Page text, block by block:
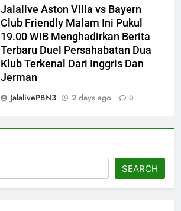
Jalalive Aston Villa vs Bayern
Club Friendly Malam Ini Pukul
19.00 WIB Menghadirkan Berita
Terbaru Duel Persahabatan Dua
Klub Terkenal Dari Inggris Dan
Jerman
JalalivePBN3
2 days ago 0
SEARCH